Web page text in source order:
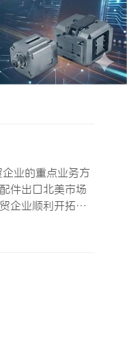
业的重点业务方
件出口北美市场
企业顺利开拓北